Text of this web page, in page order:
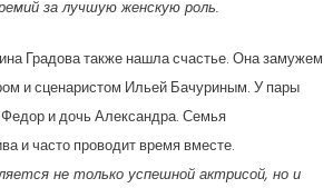
за лучшую женскую роль.
Градова также нашла счастье. Она замужем
и сценаристом Ильей Бачуриным. У пары
и дочь Александра. Семья
и часто проводит время вместе.
не только успешной актрисой, но и